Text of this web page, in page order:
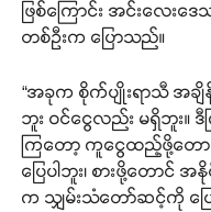
ဖြစ်ကြောင်း အင်းလေးဒ
တစ်ဦးက ပြောသည်။
“အခုက စိုက်ပျိုးရာသီ အခ
ဘူး ဝင်ငွေလည်း မရှိဘူး
ကြတော့ ကူငွေထည့်ဖို့တော
ပြေပါဘူး၊ စားဖို့တောင်
က သျှမ်းသံတော်ဆင့်ကို ပြ